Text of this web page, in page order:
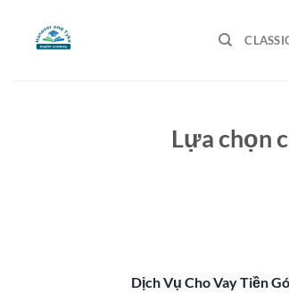
Lựa chọn
Dịch Vụ Cho Vay Tiền